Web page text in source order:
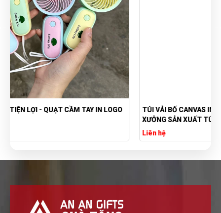
TÚI VẢI BỐ CANVAS IN LOGO THEO YÊU CẦU GIÁ RẺ -